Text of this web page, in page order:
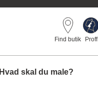
Find butik Proff
Hvad skal du male?